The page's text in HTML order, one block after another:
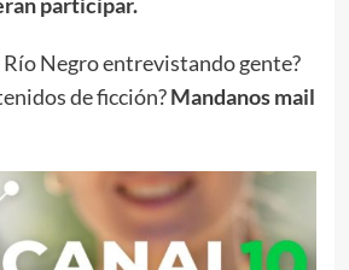
Negro entrevistando gente?
de ficción?Mandanos mail